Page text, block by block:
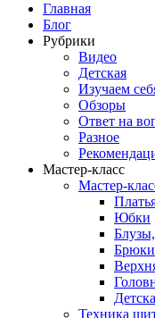
Главная
Блог
Рубрики
Видео
Детская
Изучаем
Обзоры
Ответ на
Разное
Мастер-класс
Мастер-
Юбки
Брюки
Техника